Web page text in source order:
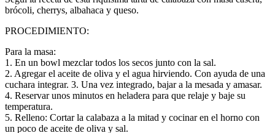
brócoli, cherrys, albahaca y queso.
PROCEDIMIENTO:
Para la masa:
1. En un bowl mezclar todos los secos junto con la sal.
2. Agregar el aceite de oliva y el agua hirviendo. Con ayuda de una
cuchara integrar. 3. Una vez integrado, bajar a la mesada y amasar.
4. Reservar unos minutos en heladera para que relaje y baje su
temperatura.
5. Relleno: Cortar la calabaza a la mitad y cocinar en el horno con
un poco de aceite de oliva y sal.